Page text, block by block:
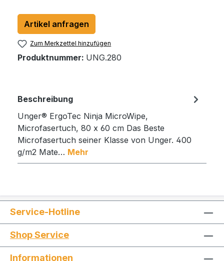
Artikel anfragen
Zum Merkzettel hinzufügen
Produktnummer: UNG.280
Beschreibung
Unger® ErgoTec Ninja MicroWipe,
Microfasertuch, 80 x 60 cm Das Beste
Microfasertuch seiner Klasse von Unger. 400
g/m2 Mate… Mehr
Service-Hotline
Shop Service
Informationen